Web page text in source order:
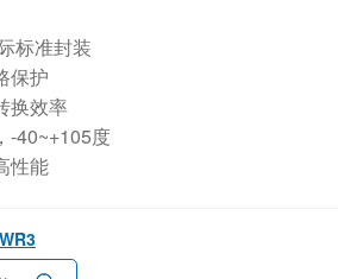
标准封装
保护
换效率
-40~+105度
性能